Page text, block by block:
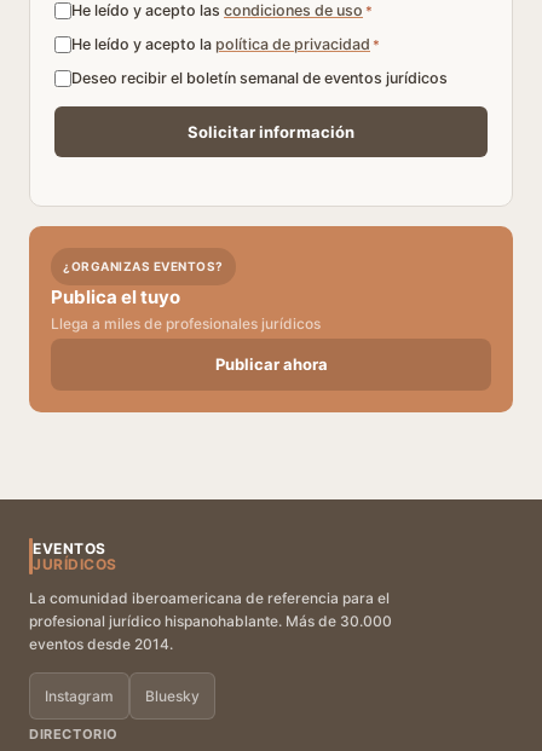
He leído y acepto las condiciones de uso *
He leído y acepto la política de privacidad *
Deseo recibir el boletín semanal de eventos jurídicos
¿ORGANIZAS EVENTOS?
Publica el tuyo
Llega a miles de profesionales jurídicos
Publicar ahora
EVENTOS
JURÍDICOS
La comunidad iberoamericana de referencia para el
profesional jurídico hispanohablante. Más de 30.000
eventos desde 2014.
Instagram Bluesky
DIRECTORIO